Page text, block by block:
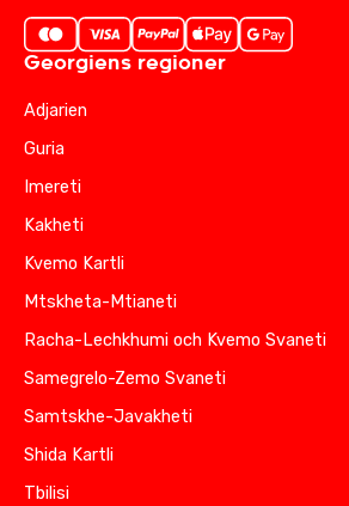
Georgiens regioner
Adjarien
Guria
Imereti
Kakheti
Kvemo Kartli
Mtskheta-Mtianeti
Racha-Lechkhumi och Kvemo Svaneti
Samegrelo-Zemo Svaneti
Samtskhe-Javakheti
Shida Kartli
Tbilisi